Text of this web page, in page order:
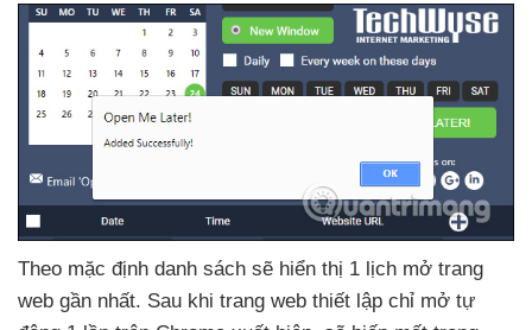
Theo mặc định danh sách sẽ hiển thị 1 lịch mở trang
web gần nhất. Sau khi trang web thiết lập chỉ mở tự